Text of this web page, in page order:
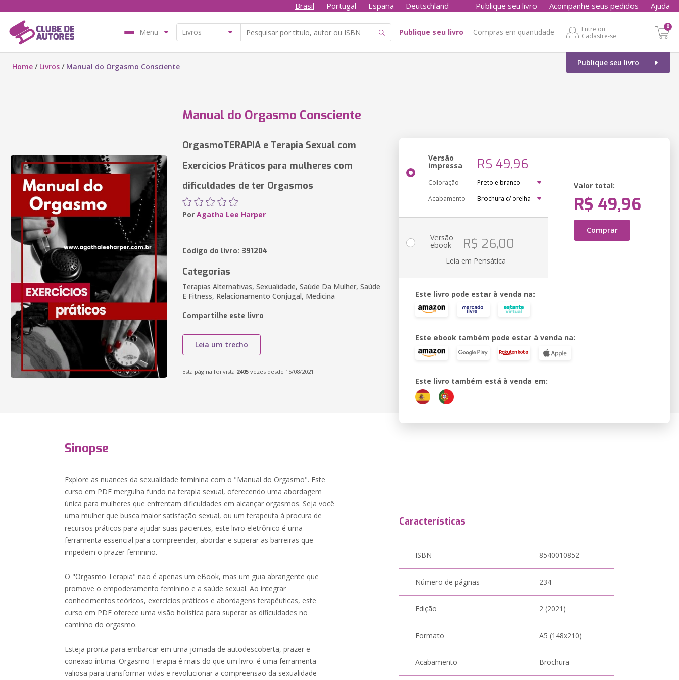
Brasil Portugal España Deutschland - Publique seu livro Acompanhe seus pedidos Ajuda
Menu Publique seu livro Compras em quantidade
Entre ou
Cadastre-se
0
Publique seu livro
Home / Livros / Manual do Orgasmo Consciente
Manual do Orgasmo Consciente
OrgasmoTERAPIA e Terapia Sexual com
Exercícios Práticos para mulheres com
dificuldades de ter Orgasmos
Por Agatha Lee Harper
Código do livro: 391204
Categorias
Terapias Alternativas, Sexualidade, Saúde Da Mulher, Saúde
E Fitness, Relacionamento Conjugal, Medicina
Compartilhe este livro
Leia um trecho
Esta página foi vista 2405 vezes desde 15/08/2021
Versão
impressa R$ 49,96
Coloração
Acabamento
Valor total:
R$ 49,96
Comprar
Versão
ebook R$ 26,00
Leia em Pensática
Este livro pode estar à venda na:
Este ebook também pode estar à venda na:
Este livro também está à venda em:
Sinopse
Explore as nuances da sexualidade feminina com o "Manual do Orgasmo". Este
curso em PDF mergulha fundo na terapia sexual, oferecendo uma abordagem
única para mulheres que enfrentam dificuldades em alcançar orgasmos. Seja você
uma mulher que busca maior satisfação sexual, ou um terapeuta à procura de
recursos práticos para ajudar suas pacientes, este livro eletrônico é uma
ferramenta essencial para compreender, abordar e superar as barreiras que
impedem o prazer feminino.
O "Orgasmo Terapia" não é apenas um eBook, mas um guia abrangente que
promove o empoderamento feminino e a saúde sexual. Ao integrar
conhecimentos teóricos, exercícios práticos e abordagens terapêuticas, este
curso em PDF oferece uma visão holística para superar as dificuldades no
caminho do orgasmo.
Esteja pronta para embarcar em uma jornada de autodescoberta, prazer e
conexão íntima. Orgasmo Terapia é mais do que um livro: é uma ferramenta
valiosa para transformar vidas e revolucionar a compreensão da sexualidade
Características
ISBN 8540010852
Número de páginas 234
Edição 2 (2021)
Formato A5 (148x210)
Acabamento Brochura